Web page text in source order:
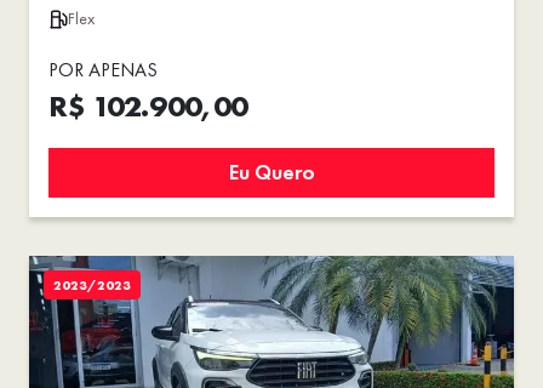
Flex
POR APENAS
R$ 102.900,00
Eu Quero
2023/2023